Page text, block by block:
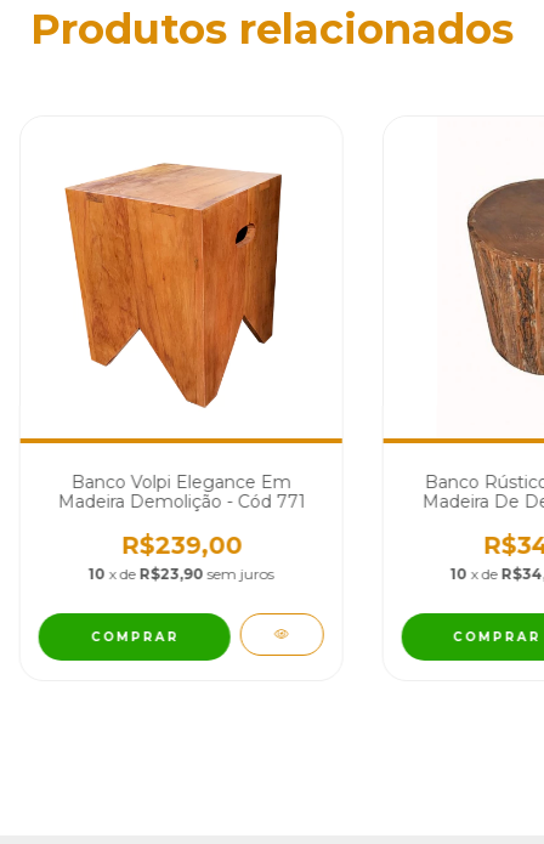
Produtos relacionados
Banco Volpi Elegance Em
Madeira Demolição - Cód 771
R$239,00
10 x de R$23,90 sem juros
COMPRAR
Banco
Madeira De
10 x de
COMPRAR